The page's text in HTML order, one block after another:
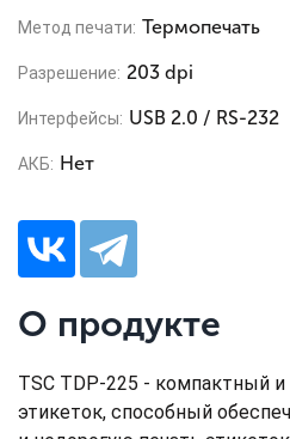
Метод печати: Термопечать
Разрешение: 203 dpi
Интерфейсы: USB 2.0 / RS-232
АКБ: Нет
О продукте
TSC TDP-225 - компактный
этикеток, способный